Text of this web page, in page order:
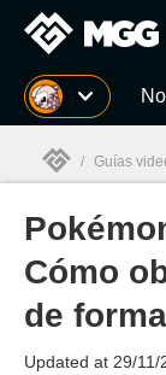
MGG
MGG
/ Guías
Cómo
de
Updated at 29/11/